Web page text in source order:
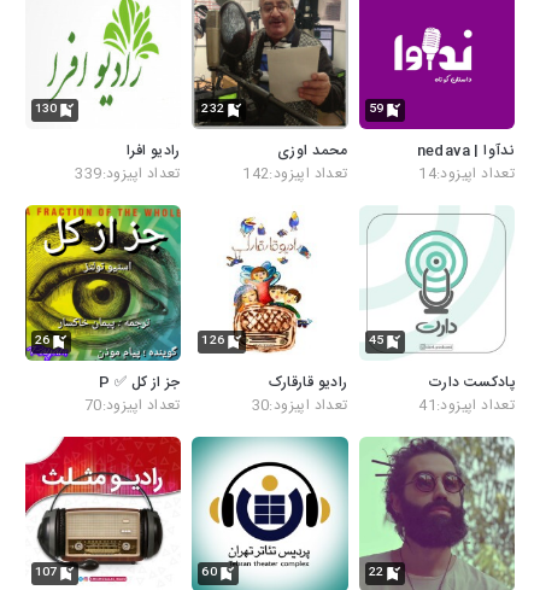
59
ندآوا | nedava
تعداد اپیزود:14
232
محمد اوزی
تعداد اپیزود:142
130
رادیو افرا
تعداد اپیزود:339
45
پادکست دارت
تعداد اپیزود:41
126
رادیو قارقارک
تعداد اپیزود:30
26
جز از کل ✅ P
تعداد اپیزود:70
22
60
107